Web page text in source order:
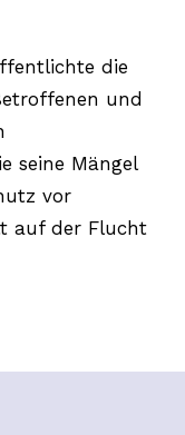
die
und
seine Mängel
vor
auf der Flucht